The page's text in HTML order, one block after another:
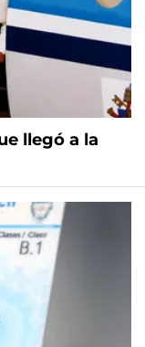
llegó a la